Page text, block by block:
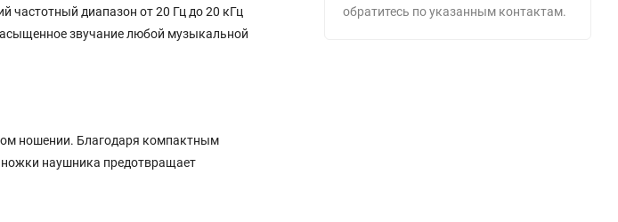
частотный диапазон от 20 Гц до 20 кГц
звучание любой музыкальной
ношении. Благодаря компактным
ножки наушника предотвращает
обратитесь по указанным контактам.